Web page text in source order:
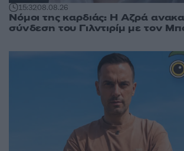
15:3208.08.26
Νόμοι της καρδιάς: Η Αζρά
σύνδεση του Γιλντιρίμ με τον